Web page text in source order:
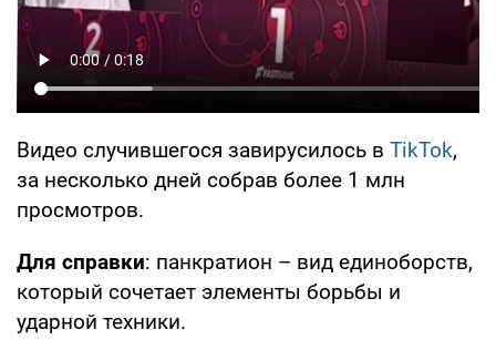
Видео случившегося завирусилось в TikTok,
за несколько дней собрав более 1 млн
просмотров.
Для справки: панкратион – вид единоборств,
который сочетает элементы борьбы и
ударной техники.